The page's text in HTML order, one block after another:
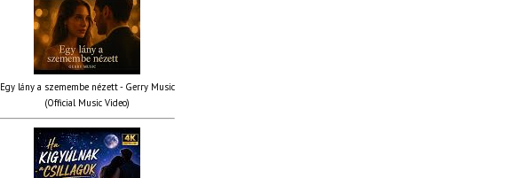
Egy lány a szemembe nézett - Gerry Music
(Official Music Video)